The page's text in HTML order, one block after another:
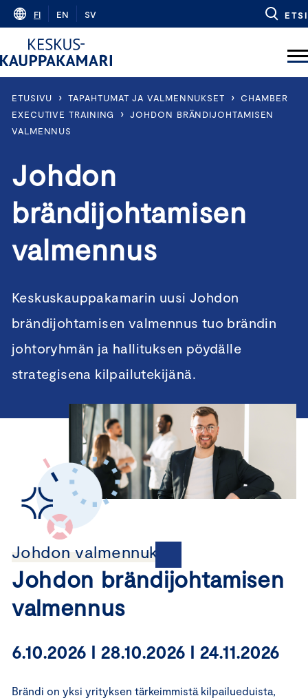
Skip
content
FI EN SV ETSI
ETUSIVU › TAPAHTUMAT JA VALMENNUKSET › CHAMBER
EXECUTIVE TRAINING
› JOHDON BRÄNDIJOHTAMISEN
VALMENNUS
Johdon
brändijohtamisen
valmennus
Keskuskauppakamarin uusi Johdon
brändijohtamisen valmennus tuo brändin
johtoryhmän ja hallituksen pöydälle
strategisena kilpailutekijänä.
Johdon valmennukset
Johdon brändijohtamisen
valmennus
6.10.2026 I 28.10.2026 I 24.11.2026
Brändi on yksi yrityksen tärkeimmistä kilpailueduista,